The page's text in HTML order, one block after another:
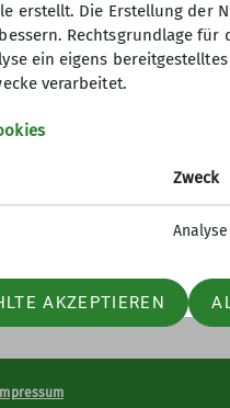
Impressum
erstellt. Die Erstellung der
Rechtsgrundlage für
ein eigens
verarbeitet.
Zweck
AKZEPTIEREN